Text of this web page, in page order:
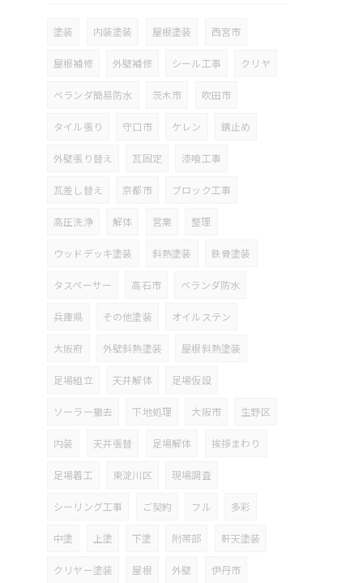
塗装 内装塗装 屋根塗装 西宮市
屋根補修 外壁補修 シール工事 クリヤ
ベランダ簡易防水 茨木市 吹田市
タイル張り 守口市 ケレン 錆止め
外壁張り替え 瓦固定 漆喰工事
瓦差し替え 京都市 ブロック工事
高圧洗浄 解体 営業 整理
ウッドデッキ塗装 斜熱塗装 鉄骨塗装
タスペーサー 高石市 ベランダ防水
兵庫県 その他塗装 オイルステン
大阪府 外壁斜熱塗装 屋根斜熱塗装
足場組立 天井解体 足場仮設
ソーラー撤去 下地処理 大阪市 生野区
内装 天井張替 足場解体 挨拶まわり
足場着工 東淀川区 現場調査
シーリング工事 ご契約 フル 多彩
中塗 上塗 下塗 附帯部 軒天塗装
クリヤー塗装 屋根 外壁 伊丹市